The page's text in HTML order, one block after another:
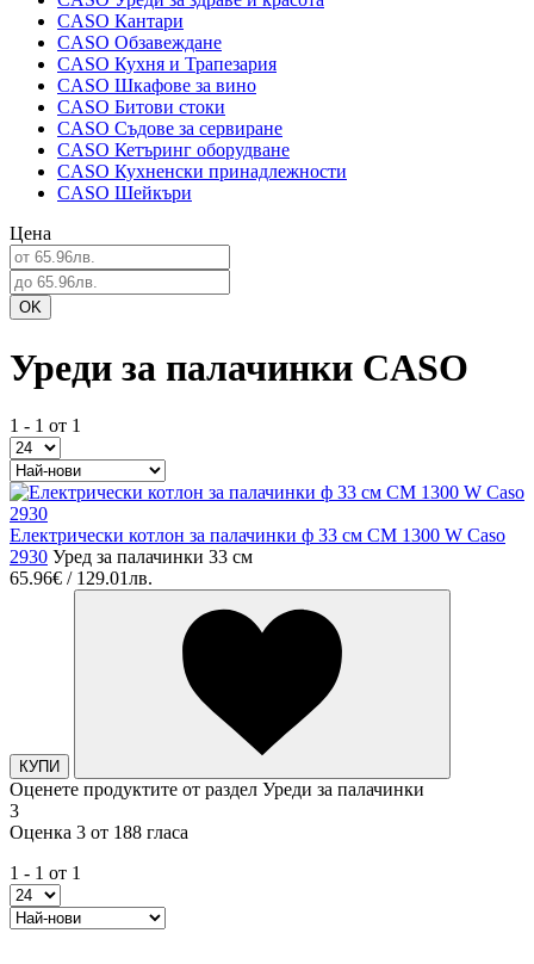
CASO Кантари
CASO Обзавеждане
CASO Кухня и Трапезария
CASO Шкафове за вино
CASO Битови стоки
CASO Съдове за сервиране
CASO Кетъринг оборудване
CASO Кухненски принадлежности
CASO Шейкъри
Цена
Уреди за палачинки CASO
1 - 1 от 1
Електрически котлон за палачинки ф 33 см CM 1300 W Caso
2930 Уред за палачинки 33 см
65.96€ / 129.01лв.
КУПИ
Оценете продуктите от раздел Уреди за палачинки
3
Оценка 3 от 188 гласа
1 - 1 от 1